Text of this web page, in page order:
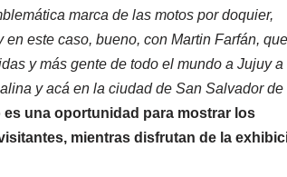
marca de las motos por doquier,
este caso, bueno, con Martin Farfán,
y más gente de todo el mundo a Jujuy a
y acá en la ciudad de San Salvador de
una oportunidad para mostrar los
mientras disfrutan de la